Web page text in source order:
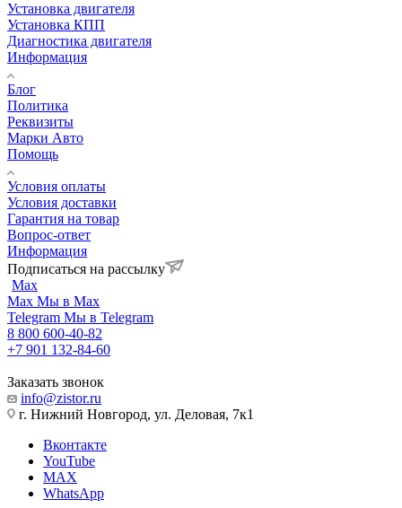
Установка двигателя
Установка КПП
Диагностика двигателя
Информация
Блог
Политика
Реквизиты
Марки Авто
Помощь
Условия оплаты
Условия доставки
Гарантия на товар
Вопрос-ответ
Информация
Подписаться на рассылку
Max
Max Мы в Max
Telegram Мы в Telegram
8 800 600-40-82
+7 901 132-84-60
Заказать звонок
info@zistor.ru
г. Нижний Новгород, ул. Деловая, 7к1
Вконтакте
YouTube
MAX
WhatsApp